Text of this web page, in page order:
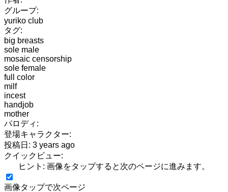
グループ:
yuriko club
タグ:
big breasts
sole male
mosaic censorship
sole female
full color
milf
incest
handjob
mother
パロディ:
登場キャラクター:
投稿日: 3 years ago
クイックビュー:
ヒント: 画像をタップすると次のページに進みます。
画像タップで次ページ